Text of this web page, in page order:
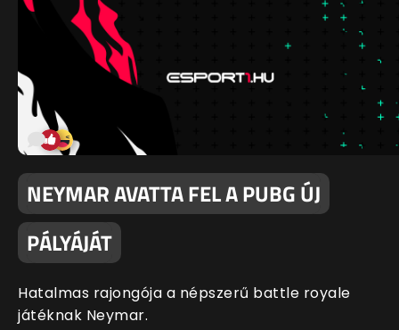
NEYMAR AVATTA FEL A PUBG ÚJ
PÁLYÁJÁT
Hatalmas rajongója a népszerű battle royale
játéknak Neymar.